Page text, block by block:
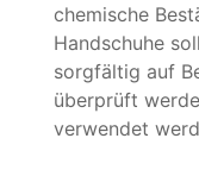
chemische
Handschuhe
sorgfältig auf
überprüft
verwendet